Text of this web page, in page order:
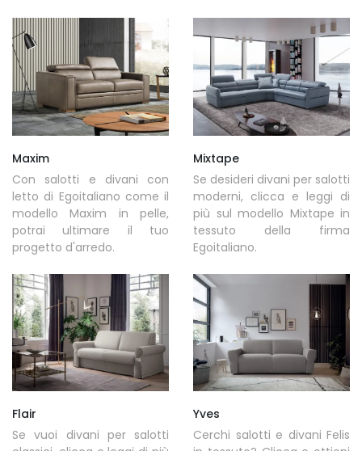
Maxim
Con salotti e divani con
letto di Egoitaliano come il
modello Maxim in pelle,
potrai ultimare il tuo
progetto d'arredo.
Mixtape
Se desideri divani per salotti
moderni, clicca e leggi di
più sul modello Mixtape in
tessuto della firma
Egoitaliano.
Flair
Se vuoi divani per salotti
Yves
Cerchi salotti e divani Felis